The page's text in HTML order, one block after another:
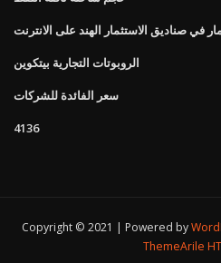
في صناديق الاستثمار الهند على الانترنت
الروبوتات التجارية بيتكوين
سعر الفائدة للشركات
4136
Copyright © 2021 | Powered by
ThemeArile